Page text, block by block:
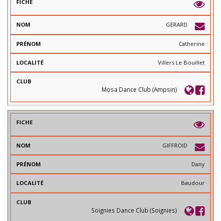
GERARD
Catherine
Villers Le Bouillet
Mosa Dance Club (Ampsin)
GIFFROID
Dany
Baudour
Soignies Dance Club (Soignies)